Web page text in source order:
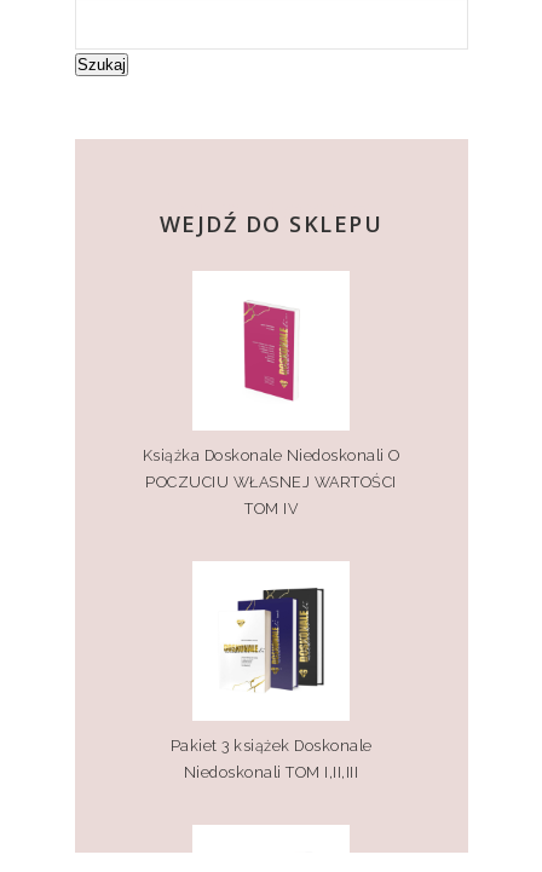
Szukaj
kup teraz
WEJDŹ DO SKLEPU
Książka Doskonale Niedoskonali O
POCZUCIU WŁASNEJ WARTOŚCI
TOM IV
Pakiet 3 książek Doskonale
Niedoskonali TOM I,II,III